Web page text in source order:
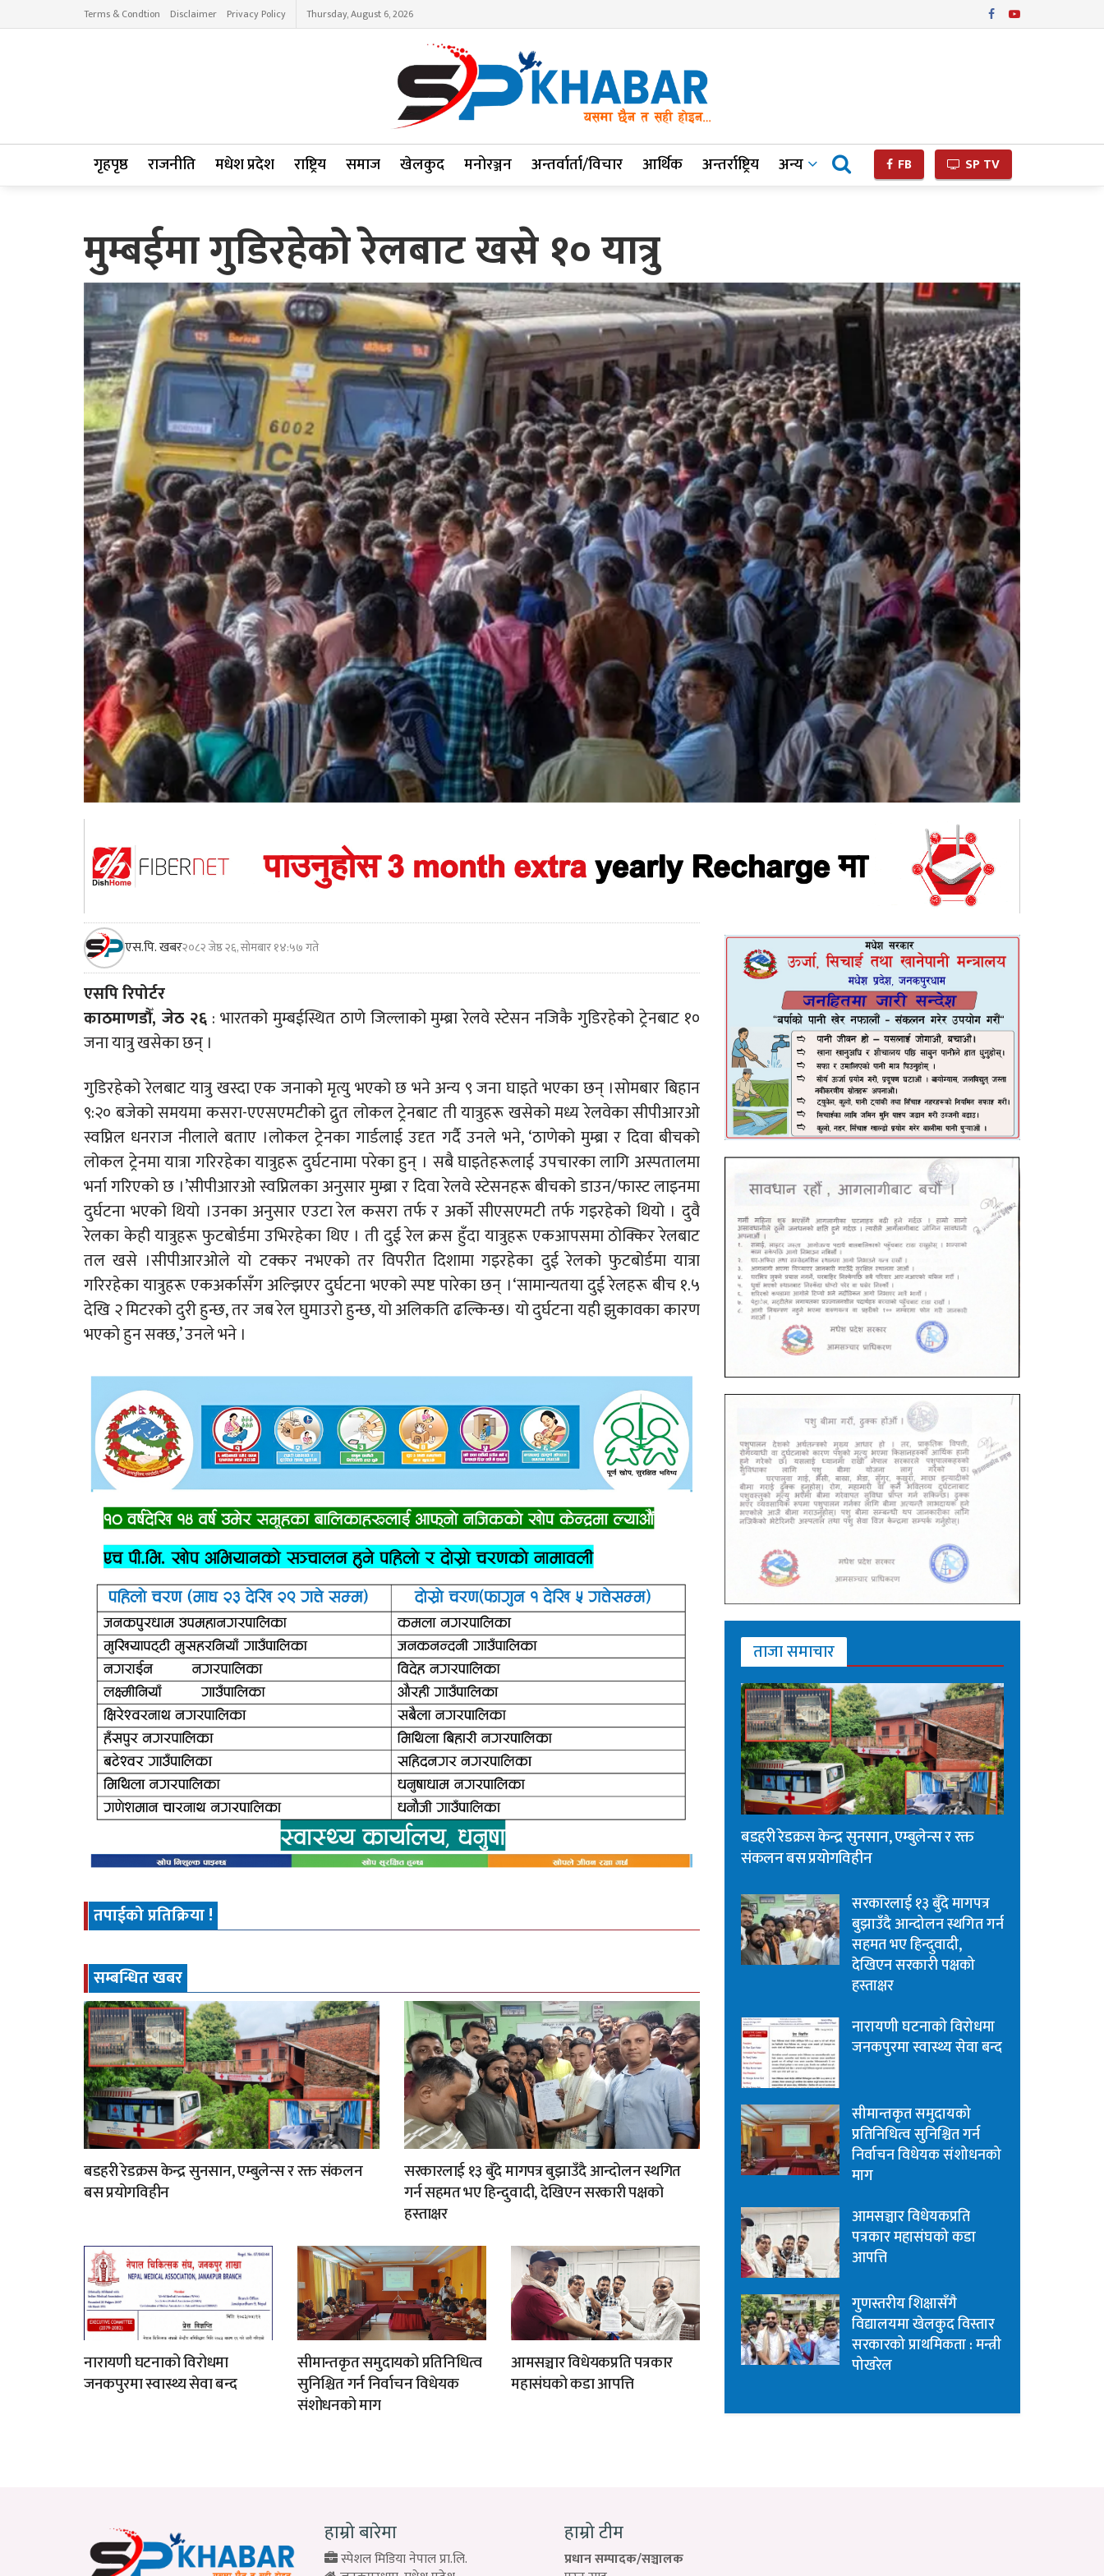
Terms & Condtion Disclaimer Privacy Policy Thursday, August 6, 2026
गृहपृष्ठ राजनीति मधेश प्रदेश राष्ट्रिय समाज खेलकुद मनोरञ्जन अन्तर्वार्ता/विचार आर्थिक अन्तर्राष्ट्रिय अन्य FB SP TV
मुम्बईमा गुडिरहेको रेलबाट खसे १० यात्रु
एस.पि. खबर२०८२ जेष्ठ २६, सोमबार १४:५७ गते
एसपि रिपोर्टर
काठमाणडौँ, जेठ २६: भारतको मुम्बईस्थित ठाणे जिल्लाको मुम्ब्रा रेलवे स्टेसन नजिकै गुडिरहेको ट्रेनबाट १०
जना यात्रु खसेका छन् ।
गुडिरहेको रेलबाट यात्रु खस्दा एक जनाको मृत्यु भएको छ भने अन्य ९ जना घाइते भएका छन् ।सोमबार बिहान
९:२० बजेको समयमा कसरा-एएसएमटीको द्रुत लोकल ट्रेनबाट ती यात्रुहरू खसेको मध्य रेलवेका सीपीआरओ
स्वप्निल धनराज नीलाले बताए ।लोकल ट्रेनका गार्डलाई उदृत गर्दै उनले भने, ‘ठाणेको मुम्ब्रा र दिवा बीचको
लोकल ट्रेनमा यात्रा गरिरहेका यात्रुहरू दुर्घटनामा परेका हुन् । सबै घाइतेहरूलाई उपचारका लागि अस्पतालमा
भर्ना गरिएको छ ।’सीपीआरओ स्वप्निलका अनुसार मुम्ब्रा र दिवा रेलवे स्टेसनहरू बीचको डाउन/फास्ट लाइनमा
दुर्घटना भएको थियो ।उनका अनुसार एउटा रेल कसरा तर्फ र अर्को सीएसएमटी तर्फ गइरहेको थियो । दुवै
रेलका केही यात्रुहरू फुटबोर्डमा उभिरहेका थिए । ती दुई रेल क्रस हुँदा यात्रुहरू एकआपसमा ठोक्किर रेलबाट
तल खसे ।सीपीआरओले यो टक्कर नभएको तर विपरीत दिशामा गइरहेका दुई रेलको फुटबोर्डमा यात्रा
गरिरहेका यात्रुहरू एकअर्कासँग अल्झिएर दुर्घटना भएको स्पष्ट पारेका छन् ।‘सामान्यतया दुई रेलहरू बीच १.५
देखि २ मिटरको दुरी हुन्छ, तर जब रेल घुमाउरो हुन्छ, यो अलिकति ढल्किन्छ। यो दुर्घटना यही झुकावका कारण
भएको हुन सक्छ,’ उनले भने ।
तपाईको प्रतिक्रिया !
सम्बन्धित खबर
बडहरी रेडक्रस केन्द्र सुनसान, एम्बुलेन्स र रक्त संकलन
बस प्रयोगविहीन
सरकारलाई १३ बुँदे मागपत्र बुझाउँदै आन्दोलन स्थगित
गर्न सहमत भए हिन्दुवादी, देखिएन सरकारी पक्षको
हस्ताक्षर
नारायणी घटनाको विरोधमा
जनकपुरमा स्वास्थ्य सेवा बन्द
सीमान्तकृत समुदायको प्रतिनिधित्व
सुनिश्चित गर्न निर्वाचन विधेयक
संशोधनको माग
आमसञ्चार विधेयकप्रति पत्रकार
महासंघको कडा आपत्ति
ताजा समाचार
बडहरी रेडक्रस केन्द्र सुनसान, एम्बुलेन्स र रक्त
संकलन बस प्रयोगविहीन
सरकारलाई १३ बुँदे मागपत्र
बुझाउँदै आन्दोलन स्थगित गर्न
सहमत भए हिन्दुवादी,
देखिएन सरकारी पक्षको
हस्ताक्षर
नारायणी घटनाको विरोधमा
जनकपुरमा स्वास्थ्य सेवा बन्द
सीमान्तकृत समुदायको
प्रतिनिधित्व सुनिश्चित गर्न
निर्वाचन विधेयक संशोधनको
माग
आमसञ्चार विधेयकप्रति
पत्रकार महासंघको कडा
आपत्ति
गुणस्तरीय शिक्षासँगै
विद्यालयमा खेलकुद विस्तार
सरकारको प्राथमिकता : मन्त्री
पोखरेल
हाम्रो बारेमा
स्पेशल मिडिया नेपाल प्रा.लि.
हाम्रो टीम
प्रधान सम्पादक/सञ्चालक